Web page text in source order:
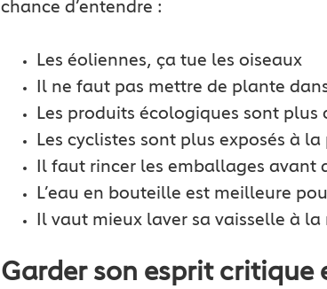
chance d’entendre :
Les éoliennes, ça tue les oiseaux
Il ne faut pas mettre de plante
Les produits écologiques sont plus
Les cyclistes sont plus exposés à
Il faut rincer les emballages avant
L’eau en bouteille est meilleure
Il vaut mieux laver sa vaisselle à la
Garder son esprit critique